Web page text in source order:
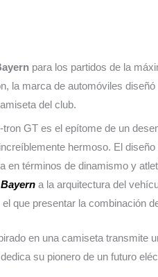
para los partidos de la
la marca de automóviles
del club.
GT es el epítome de un
increíblemente hermoso. El
en términos de dinamismo y
a la arquitectura del
que presentar la combinación
en una camiseta transmite
su pionero de un futuro